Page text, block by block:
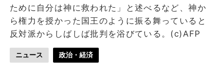
ために自分は神に救われた」と述べるなど、神か
ら権力を授かった国王のように振る舞っていると
反対派からしばしば批判を浴びている。(c)AFP
ニュース 政治・経済